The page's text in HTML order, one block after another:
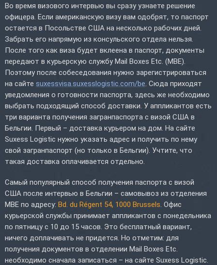
Во время визового интервью вы сразу узнаете решение
офицера. Если американскую визу вам одобрят, то паспорт
остается в Посольстве США на несколько рабочих дней.
Забрать его напрямую из консульского отдела нельзя.
После того как виза будет вклеена в паспорт, документы
передают в курьерскую службу Mail Boxes Etc. (MBE).
Поэтому после собеседования нужно зарегистрироваться
на сайте suxessvisa.suxesslogistic.com/be. Сюда приходят
уведомления о готовности паспорта, здесь же необходимо
выбрать подходящий способ доставки. У аппликантов есть
три варианта получения загранпаспорта с визой США в
Бельгии. Первый – доставка курьером на дом. На сайте
Suxess Logistic нужно указать адрес и получить по нему
свой загранпаспорт (но только в Бельгии). Учтите, что
такая доставка оплачивается отдельно.
Самый популярный способ получения паспорта с визой
США после интервью в Бельгии – самовывоз из отделения
MBE по адресу: Bd. du Régent 54, 1000 Brussels. Офис
курьерской службы принимает аппликантов с понедельника
по пятницу с 10 до 15 часов. Это бесплатный вариант,
ничего доплачивать не придется. Но отметим: для
получения документов в отделении Mail Boxes Etc.
необходимо сначала записаться – на сайте Suxess Logistic.